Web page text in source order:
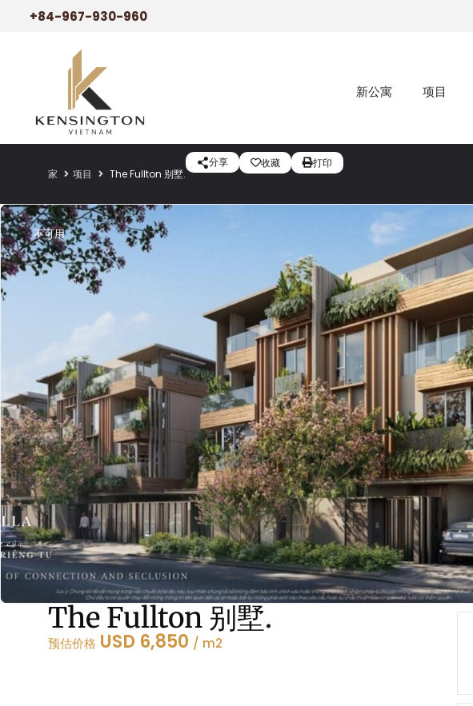
+84-967-930-960
新公寓 项目
家 项目 The Fullton 别墅.
分享 收藏 打印
不可用
The Fullton 别墅.
预估价格 USD 6,850 / m2